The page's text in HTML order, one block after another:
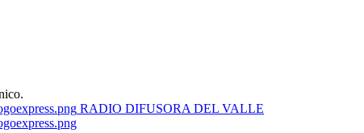
RADIO DIFUSORA DEL VALLE